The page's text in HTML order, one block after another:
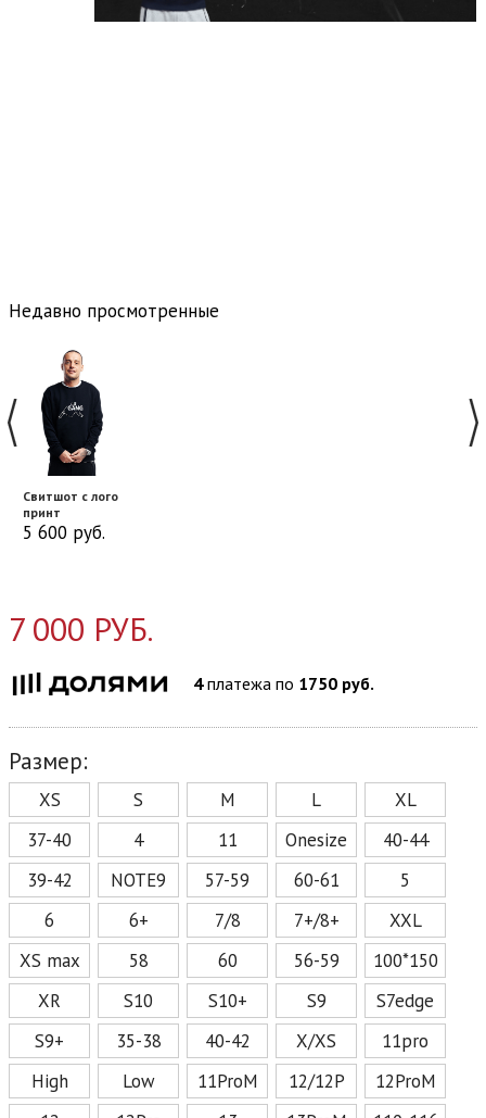
Недавно просмотренные
Свитшот с лого
принт
5 600 руб.
7 000 РУБ.
4платежа по 1750 руб.
Размер:
XS S M L
XL
37-40
4 11 Onesize
40-44
39-42
NOTE9 57-59 60-61
5
6
6+ 7/8 7+/8+
XXL
XS max
58 60 56-59
100*150
XR
S10 S10+ S9
S7edge
S9+
35-38 40-42 X/XS
11pro
High
Low 11ProM 12/12P
12ProM